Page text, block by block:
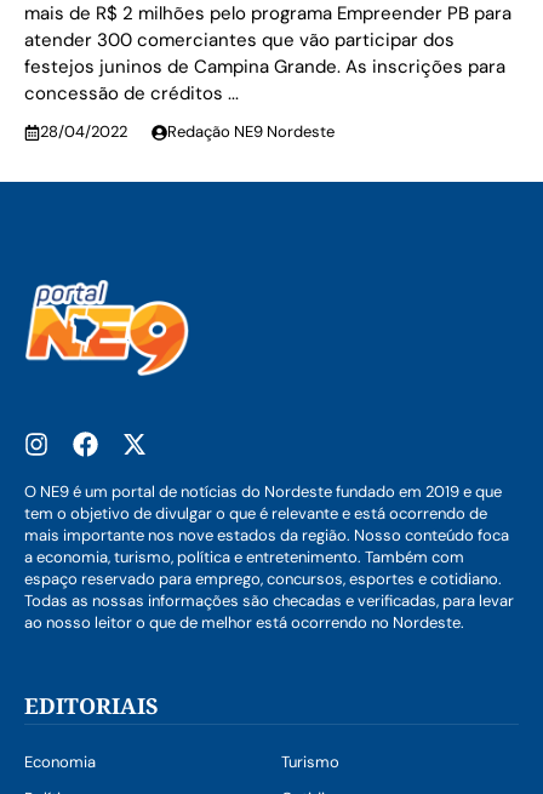
mais de R$ 2 milhões pelo programa Empreender PB para
atender 300 comerciantes que vão participar dos
festejos juninos de Campina Grande. As inscrições para
concessão de créditos ...
28/04/2022 Redação NE9 Nordeste
O NE9 é um portal de notícias do Nordeste fundado em 2019 e que
tem o objetivo de divulgar o que é relevante e está ocorrendo de
mais importante nos nove estados da região. Nosso conteúdo foca
a economia, turismo, política e entretenimento. Também com
espaço reservado para emprego, concursos, esportes e cotidiano.
Todas as nossas informações são checadas e verificadas, para levar
ao nosso leitor o que de melhor está ocorrendo no Nordeste.
EDITORIAIS
Economia
Turismo